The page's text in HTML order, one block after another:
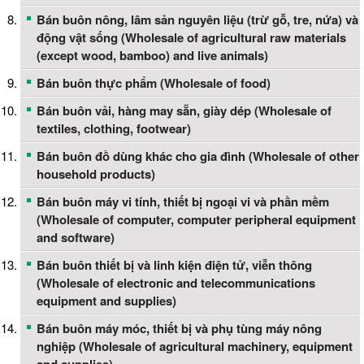
Bán buôn nông, lâm sản nguyên liệu (trừ gỗ, tre, nứa) và
động vật sống (Wholesale of agricultural raw materials
(except wood, bamboo) and live animals)
Bán buôn thực phẩm (Wholesale of food)
Bán buôn vải, hàng may sẵn, giày dép (Wholesale of
textiles, clothing, footwear)
Bán buôn đồ dùng khác cho gia đình (Wholesale of other
household products)
Bán buôn máy vi tính, thiết bị ngoại vi và phần mềm
(Wholesale of computer, computer peripheral equipment
and software)
Bán buôn thiết bị và linh kiện điện tử, viễn thông
(Wholesale of electronic and telecommunications
equipment and supplies)
Bán buôn máy móc, thiết bị và phụ tùng máy nông
nghiệp (Wholesale of agricultural machinery, equipment